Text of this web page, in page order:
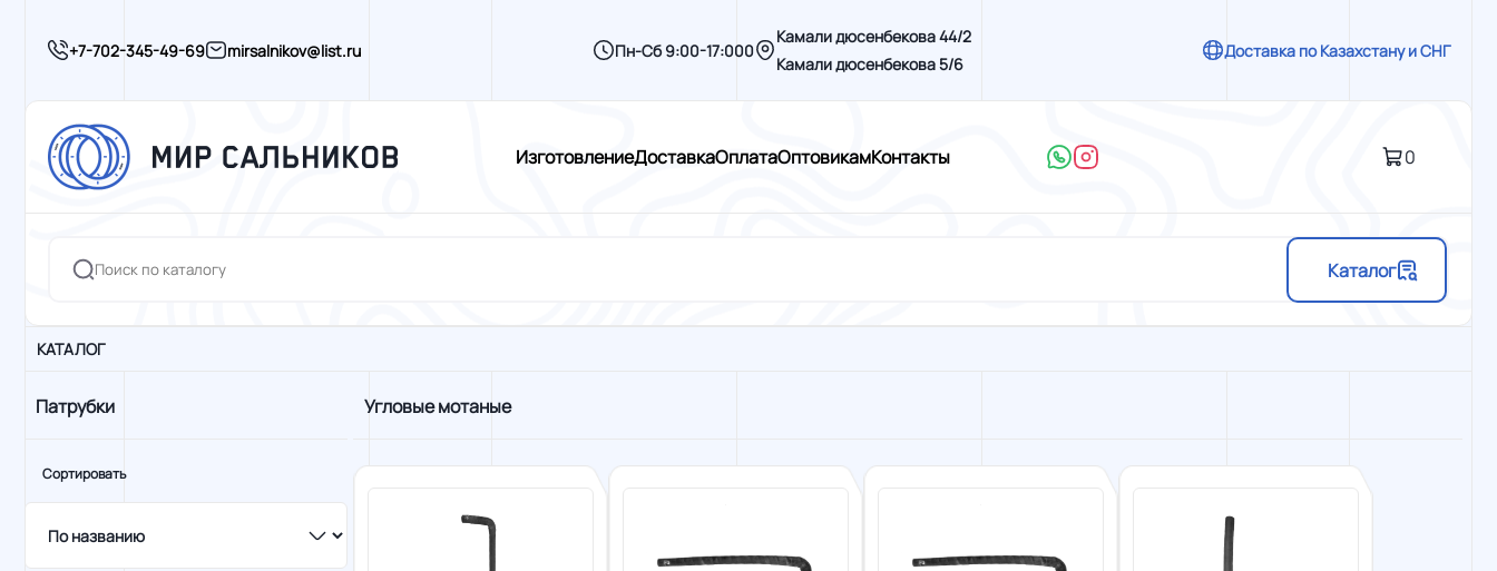
+7-702-345-49-69 mirsalnikov@list.ru Пн-Сб 9:00-17:000
Камали дюсенбекова 44/2
Камали дюсенбекова 5/6
Доставка по Казахстану и СНГ
ИзготовлениеДоставкаОплатаОптовикамКонтакты 0
Каталог
КАТАЛОГ
Патрубки
Сортировать
Угловые мотаные